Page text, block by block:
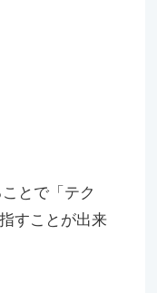
とで「テク
すことが出来